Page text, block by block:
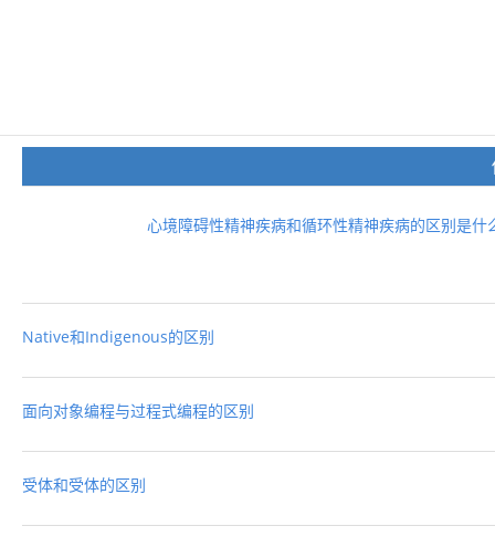
心境障碍性精神疾病和循环性精神疾病的区别是什
Native和Indigenous的区别
面向对象编程与过程式编程的区别
受体和受体的区别